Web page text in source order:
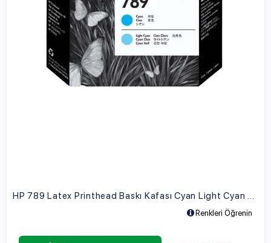
HP 789 Latex Printhead Baskı Kafası Cyan Light Cyan CH613A
Renkleri Öğrenin